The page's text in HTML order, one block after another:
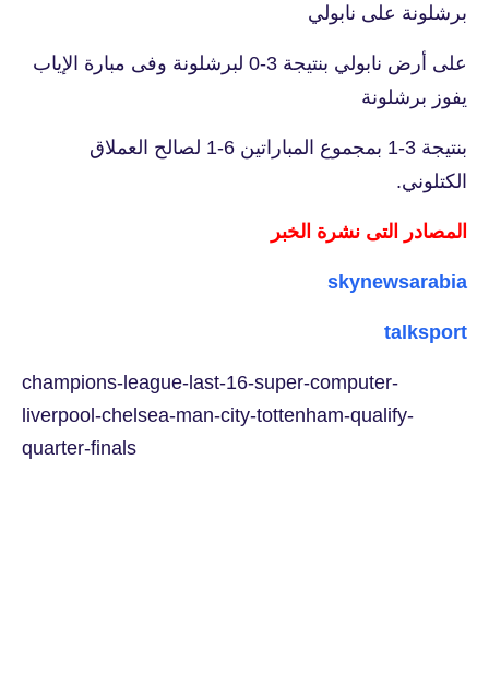
برشلونة على نابولي
على أرض نابولي بنتيجة 3-0 لبرشلونة وفى مبارة الإياب
يفوز برشلونة
بنتيجة 3-1 بمجموع المباراتين 6-1 لصالح العملاق
الكتلوني.
المصادر التى نشرة الخبر
skynewsarabia
talksport
champions-league-last-16-super-computer-
liverpool-chelsea-man-city-tottenham-qualify-
quarter-finals